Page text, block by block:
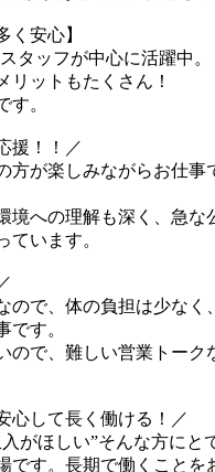
く安心】
タッフが中心に活躍中。
リットもたくさん！
す。
援！！／
方が楽しみながらお仕事
境への理解も深く、急な
ています。
ので、体の負担は少なく
です。
ので、難しい営業トーク
心して長く働ける！／
がほしい”そんな方にと
です。長期で働くことを